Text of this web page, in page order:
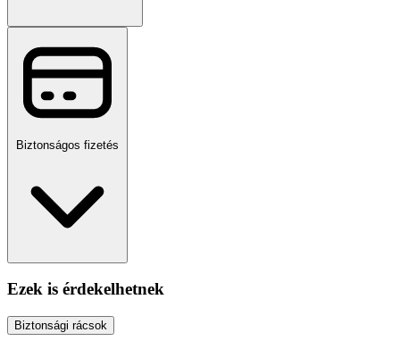
Biztonságos fizetés
Ezek is érdekelhetnek
Biztonsági rácsok